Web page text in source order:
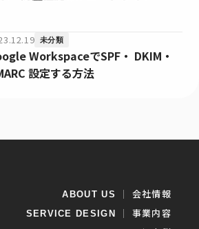
未分類
WorkspaceでSPF・ DKIM・
設定する方法
ABOUT US ｜ 会社情報
SERVICE DESIGN ｜ 事業内容